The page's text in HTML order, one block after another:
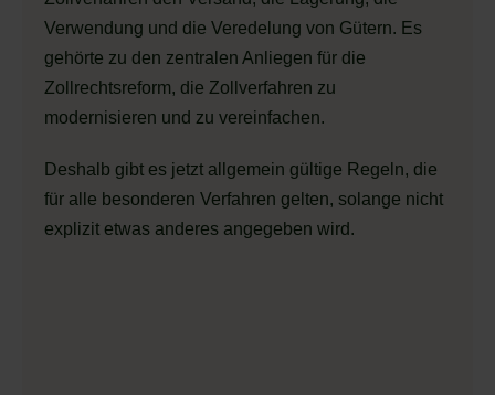
Verwendung und die Veredelung von Gütern. Es
gehörte zu den zentralen Anliegen für die
Zollrechtsreform, die Zollverfahren zu
modernisieren und zu vereinfachen.
Deshalb gibt es jetzt allgemein gültige Regeln, die
für alle besonderen Verfahren gelten, solange nicht
explizit etwas anderes angegeben wird.